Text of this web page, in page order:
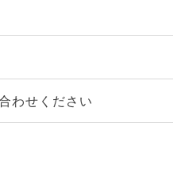
わせください